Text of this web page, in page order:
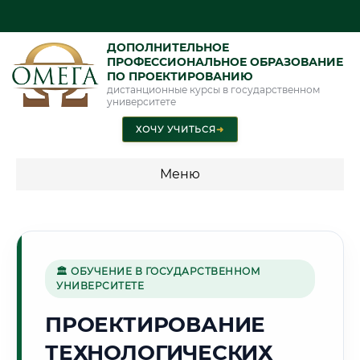
ДОПОЛНИТЕЛЬНОЕ
ПРОФЕССИОНАЛЬНОЕ ОБРАЗОВАНИЕ
ПО ПРОЕКТИРОВАНИЮ
дистанционные курсы в государственном
университете
ХОЧУ УЧИТЬСЯ➜
Меню
🏭
Г. ДЗЕРЖИНСК
🏛 ОБУЧЕНИЕ В ГОСУДАРСТВЕННОМ
УНИВЕРСИТЕТЕ
ПРОЕКТИРОВАНИЕ
ТЕХНОЛОГИЧЕСКИХ